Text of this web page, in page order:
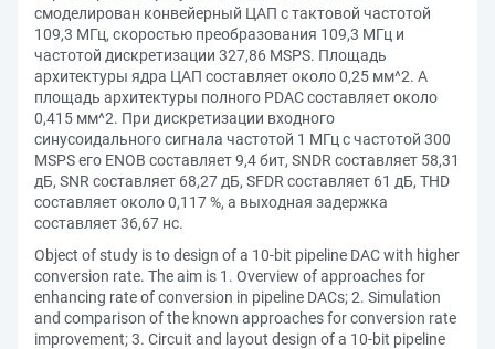
смоделирован конвейерный ЦАП с тактовой частотой
109,3 МГц, скоростью преобразования 109,3 МГц и
частотой дискретизации 327,86 MSPS. Площадь
архитектуры ядра ЦАП составляет около 0,25 мм^2. А
площадь архитектуры полного PDAC составляет около
0,415 мм^2. При дискретизации входного
синусоидального сигнала частотой 1 МГц с частотой 300
MSPS его ENOB составляет 9,4 бит, SNDR составляет 58,31
дБ, SNR составляет 68,27 дБ, SFDR составляет 61 дБ, THD
составляет около 0,117 %, а выходная задержка
составляет 36,67 нс.
Object of study is to design of a 10-bit pipeline DAC with higher
conversion rate. The aim is 1. Overview of approaches for
enhancing rate of conversion in pipeline DACs; 2. Simulation
and comparison of the known approaches for conversion rate
improvement; 3. Circuit and layout design of a 10-bit pipeline